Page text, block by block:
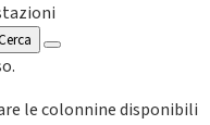
le colonnine disponibili